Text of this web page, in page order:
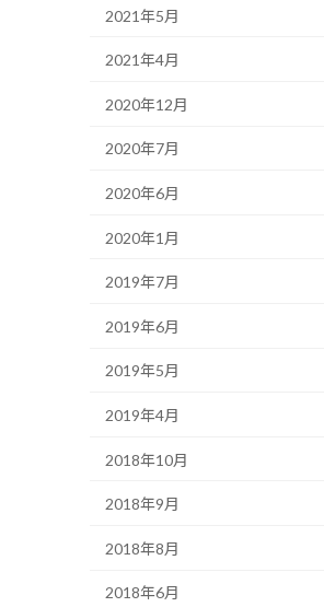
2021年5月
2021年4月
2020年12月
2020年7月
2020年6月
2020年1月
2019年7月
2019年6月
2019年5月
2019年4月
2018年10月
2018年9月
2018年8月
2018年6月